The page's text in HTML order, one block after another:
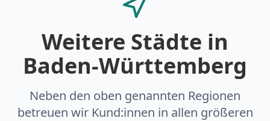
Weitere Städte in
Baden-Württemberg
Neben den oben genannten Regionen
betreuen wir Kund:innen in allen größeren